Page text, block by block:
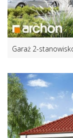
Garaż 2-